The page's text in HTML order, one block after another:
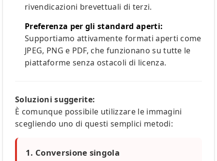
rivendicazioni brevettuali di terzi.
Preferenza per gli standard aperti:
Supportiamo attivamente formati aperti come
JPEG, PNG e PDF, che funzionano su tutte le
piattaforme senza ostacoli di licenza.
Soluzioni suggerite:
È comunque possibile utilizzare le immagini
scegliendo uno di questi semplici metodi:
1. Conversione singola